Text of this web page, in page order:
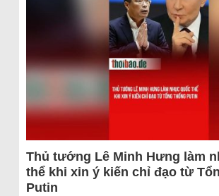
Thủ tướng Lê Minh Hưng làm
thể khi xin ý kiến chỉ đạo từ
Putin